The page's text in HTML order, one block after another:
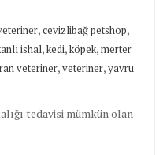
,cevizlibağ petshop,
ishal,kedi,köpek,merter
veteriner,veteriner,yavru
tedavisi mümkün olan